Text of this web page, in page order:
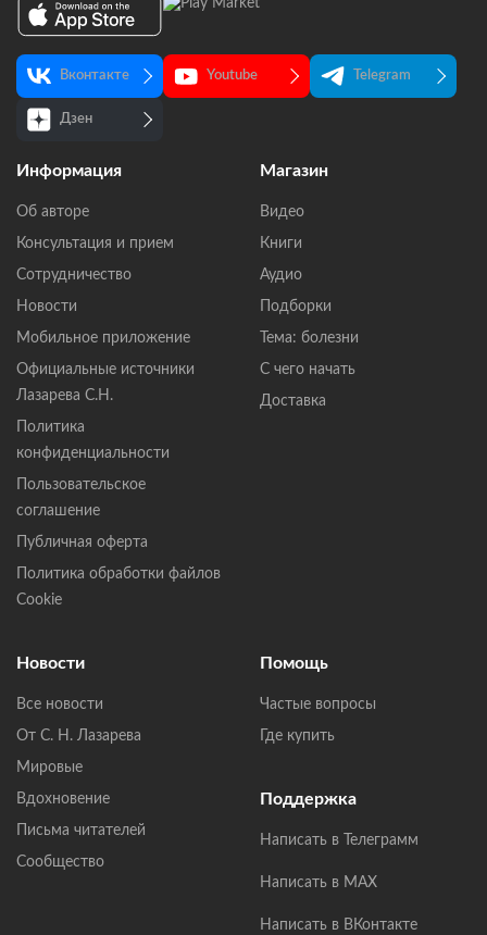
Вконтакте Youtube Telegram
Дзен
Информация
Об авторе
Консультация и прием
Сотрудничество
Новости
Мобильное приложение
Официальные источники
Лазарева С.Н.
Политика
конфиденциальности
Пользовательское
соглашение
Публичная оферта
Политика обработки файлов
Cookie
Магазин
Видео
Книги
Аудио
Подборки
Тема: болезни
С чего начать
Доставка
Новости
Все новости
От С. Н. Лазарева
Мировые
Вдохновение
Письма читателей
Сообщество
Помощь
Частые вопросы
Где купить
Поддержка
Написать в Телеграмм
Написать в MAX
Написать в ВКонтакте